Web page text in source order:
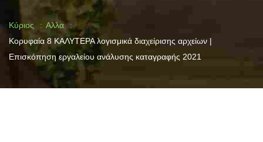
Κύριος
Αλλα
Κορυφαία 8 ΚΑΛΥΤΕΡΑ λογισμικά διαχείρισης αρχείων |
Επισκόπηση εργαλείου ανάλυσης καταγραφής 2021